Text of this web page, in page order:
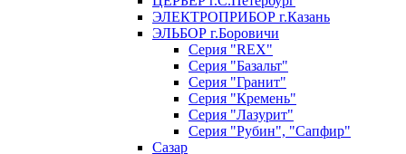
ЭЛЕКТРОПРИБОР г.Казань
ЭЛЬБОР г.Боровичи
Серия "REX"
Серия "Базальт"
Серия "Гранит"
Серия "Кремень"
Серия "Лазурит"
Серия "Рубин", "Сапфир"
Сазар